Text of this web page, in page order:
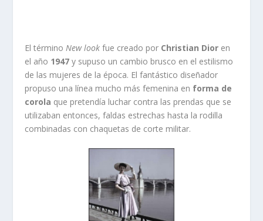
El términoNew lookfue creado por Christian Dior en
el año 1947 y supuso un cambio brusco en el estilismo
de las mujeres de la época. El fantástico diseñador
propuso una línea mucho más femenina en forma de
corola que pretendía luchar contra las prendas que se
utilizaban entonces, faldas estrechas hasta la rodilla
combinadas con chaquetas de corte militar.